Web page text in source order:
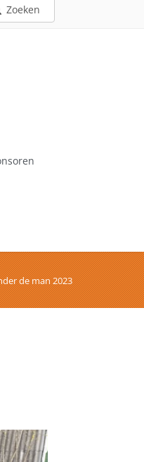
Zoeken
de man 2023